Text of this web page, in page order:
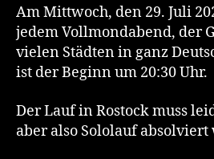
Am Mittwoch, den 29. Juli
jedem Vollmondabend, der
vielen Städten in ganz
ist der Beginn um 20:30 Uhr.
Der Lauf in Rostock muss
aber also Sololauf absolviert